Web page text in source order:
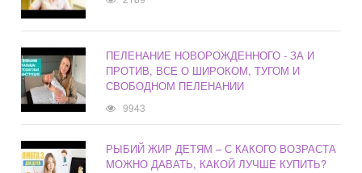
ПЕЛЕНАНИЕ НОВОРОЖДЕННОГО - ЗА И
ПРОТИВ, ВСЕ О ШИРОКОМ, ТУГОМ И
СВОБОДНОМ ПЕЛЕНАНИИ
9943
РЫБИЙ ЖИР ДЕТЯМ – С КАКОГО ВОЗРАСТА
МОЖНО ДАВАТЬ, КАКОЙ ЛУЧШЕ КУПИТЬ?